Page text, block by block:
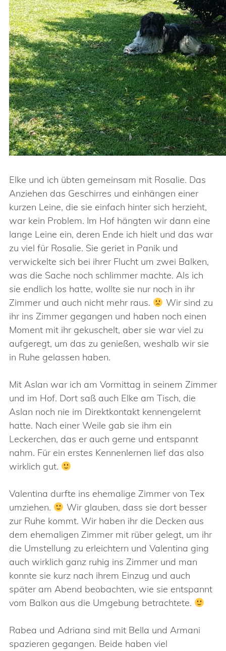
Elke und ich übten gemeinsam mit Rosalie. Das
Anziehen das Geschirres und einhängen einer
kurzen Leine, die sie einfach hinter sich herzieht,
war kein Problem. Im Hof hängten wir dann eine
lange Leine ein, deren Ende ich hielt und das war
zu viel für Rosalie. Sie geriet in Panik und
verwickelte sich bei ihrer Flucht um zwei Balken,
was die Sache noch schlimmer machte. Als ich
sie endlich los hatte, wollte sie nur noch in ihr
Zimmer und auch nicht mehr raus.
Wir sind zu
ihr ins Zimmer gegangen und haben noch einen
Moment mit ihr gekuschelt, aber sie war viel zu
aufgeregt, um das zu genießen, weshalb wir sie
in Ruhe gelassen haben.
Mit Aslan war ich am Vormittag in seinem Zimmer
und im Hof. Dort saß auch Elke am Tisch, die
Aslan noch nie im Direktkontakt kennengelernt
hatte. Nach einer Weile gab sie ihm ein
Leckerchen, das er auch gerne und entspannt
nahm. Für ein erstes Kennenlernen lief das also
wirklich gut.
Valentina durfte ins ehemalige Zimmer von Tex
umziehen.
Wir glauben, dass sie dort besser
zur Ruhe kommt. Wir haben ihr die Decken aus
dem ehemaligen Zimmer mit rüber gelegt, um ihr
die Umstellung zu erleichtern und Valentina ging
auch wirklich ganz ruhig ins Zimmer und man
konnte sie kurz nach ihrem Einzug und auch
später am Abend beobachten, wie sie entspannt
vom Balkon aus die Umgebung betrachtete.
Rabea und Adriana sind mit Bella und Armani
spazieren gegangen. Beide haben viel